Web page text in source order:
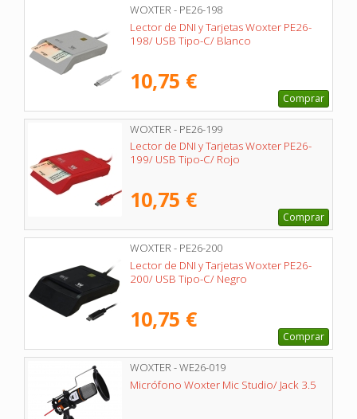
WOXTER - PE26-198
Lector de DNI y Tarjetas Woxter PE26-
198/ USB Tipo-C/ Blanco
10,75 €
Comprar
WOXTER - PE26-199
Lector de DNI y Tarjetas Woxter PE26-
199/ USB Tipo-C/ Rojo
10,75 €
Comprar
WOXTER - PE26-200
Lector de DNI y Tarjetas Woxter PE26-
200/ USB Tipo-C/ Negro
10,75 €
Comprar
WOXTER - WE26-019
Micrófono Woxter Mic Studio/ Jack 3.5